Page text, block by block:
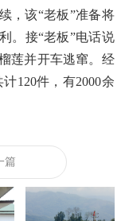
，该“老板”准备将
。接“老板”电话说
莲并开车逃窜。经
计120件，有2000余
篇